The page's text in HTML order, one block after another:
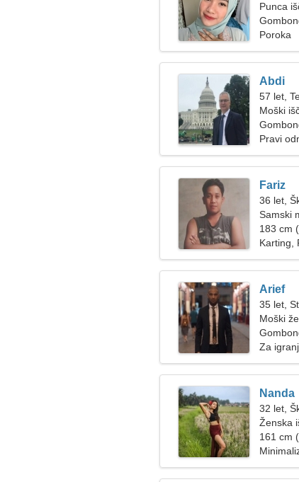
Punca
Poroka
Abdi
57 let,
Moški
Pravi
Fariz
36 let,
Samski
183 cm
Karting,
Arief
35 let,
Moški
Za
Nanda
32 let,
Ženska
161 cm